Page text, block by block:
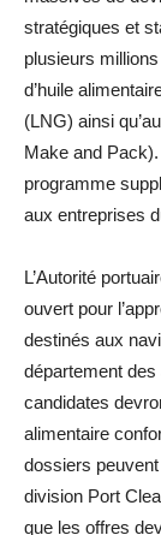
stratégiques et
plusieurs
d’huile
(LNG) ainsi
Make and
programme
aux entreprises
L’Autorité
ouvert pour
destinés aux
département
candidates
alimentaire
dossiers
division Port
que les offres